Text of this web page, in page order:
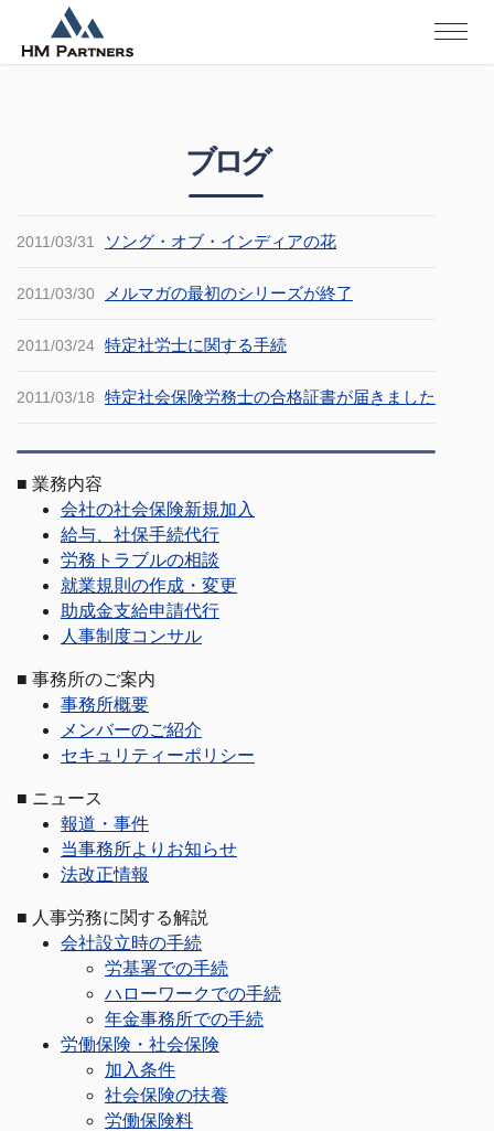
ブログ
2011/03/31 ソング・オブ・インディアの花
2011/03/30 メルマガの最初のシリーズが終了
2011/03/24 特定社労士に関する手続
2011/03/18 特定社会保険労務士の合格証書が届きました
■ 業務内容
会社の社会保険新規加入
給与、社保手続代行
労務トラブルの相談
就業規則の作成・変更
助成金支給申請代行
人事制度コンサル
■ 事務所のご案内
事務所概要
メンバーのご紹介
セキュリティーポリシー
■ ニュース
報道・事件
当事務所よりお知らせ
法改正情報
■ 人事労務に関する解説
会社設立時の手続
労基署での手続
ハローワークでの手続
年金事務所での手続
労働保険・社会保険
加入条件
社会保険の扶養
労働保険料